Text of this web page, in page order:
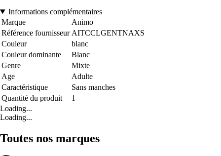
Informations complémentaires
Marque
Animo
Référence fournisseur AITCCLGENTNAXS
Couleur
blanc
Couleur dominante
Blanc
Genre
Mixte
Age
Adulte
Caractéristique
Sans manches
Quantité du produit
1
Loading...
Loading...
Toutes nos marques